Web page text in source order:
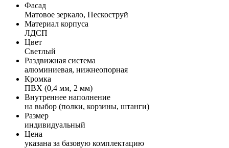
Фасад
Матовое зеркало, Пескоструй
Материал корпуса
ЛДСП
Цвет
Светлый
Раздвижная система
алюминиевая, нижнеопорная
Кромка
ПВХ (0,4 мм, 2 мм)
Внутреннее наполнение
на выбор (полки, корзины, штанги)
Размер
индивидуальный
Цена
указана за базовую комплектацию